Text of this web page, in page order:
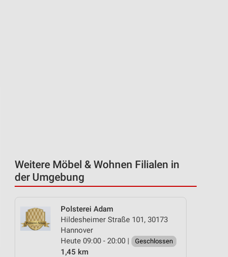
Weitere Möbel & Wohnen Filialen in
der Umgebung
Polsterei Adam
Hildesheimer Straße 101, 30173
Hannover
Heute 09:00 - 20:00 |
Geschlossen
1,45 km